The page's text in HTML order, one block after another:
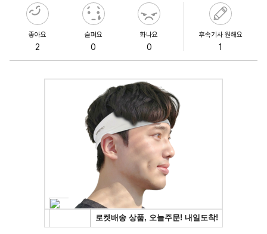
좋아요
2
슬퍼요
0
화나요
0
후속기사 원해요
1